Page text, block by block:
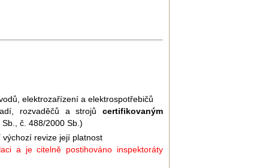
elektrozařízení a elektrospotřebičů
rozvaděčů a strojů certifikovaným
č. 488/2000 Sb.)
revize její platnost
a je citelně postihováno inspektoráty